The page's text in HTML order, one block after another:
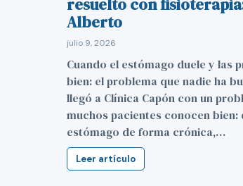
Alberto
julio 9, 2026
Cuando el estómago duele y las
bien: el problema que nadie ha
llegó a Clínica Capón con un
muchos pacientes conocen bien:
estómago de forma crónica,…